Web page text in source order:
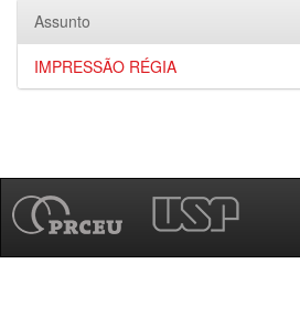
Assunto
IMPRESSÃO RÉGIA